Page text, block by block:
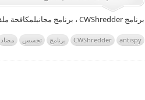
برنامج CWShredder ، برنامج مجانيلمكافحة ملفات التجسس…
antispy
CWShredder برنامج تجسس مضاد